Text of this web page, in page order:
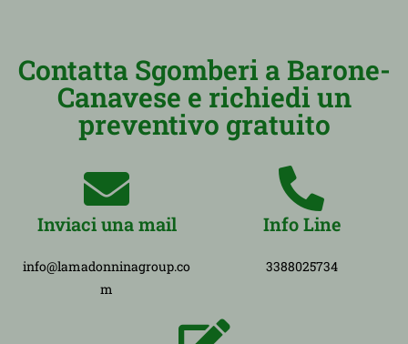
Contatta Sgomberi a Barone-
Canavese e richiedi un
preventivo gratuito
Inviaci una mail
info@lamadonninagroup.co
m
Info Line
3388025734